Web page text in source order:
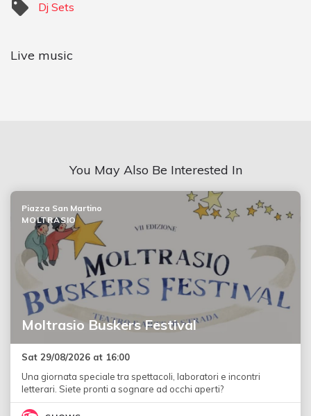
Dj Sets
Live music
You May Also Be Interested In
Moltrasio Buskers Festival
Piazza San Martino
MOLTRASIO
Sat 29/08/2026 at 16:00
Una giornata speciale tra spettacoli, laboratori e incontri
letterari. Siete pronti a sognare ad occhi aperti?